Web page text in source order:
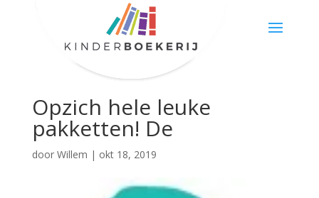
Opzich hele leuke
pakketten! De
door Willem | okt 18, 2019